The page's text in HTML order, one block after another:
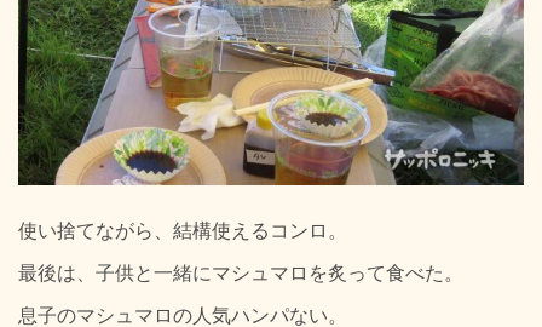
使い捨てながら、結構使えるコンロ。
最後は、子供と一緒にマシュマロを炙って食べた。
息子のマシュマロの人気ハンパない。